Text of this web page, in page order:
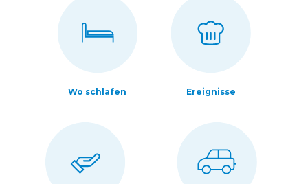
Wo schlafen Ereignisse